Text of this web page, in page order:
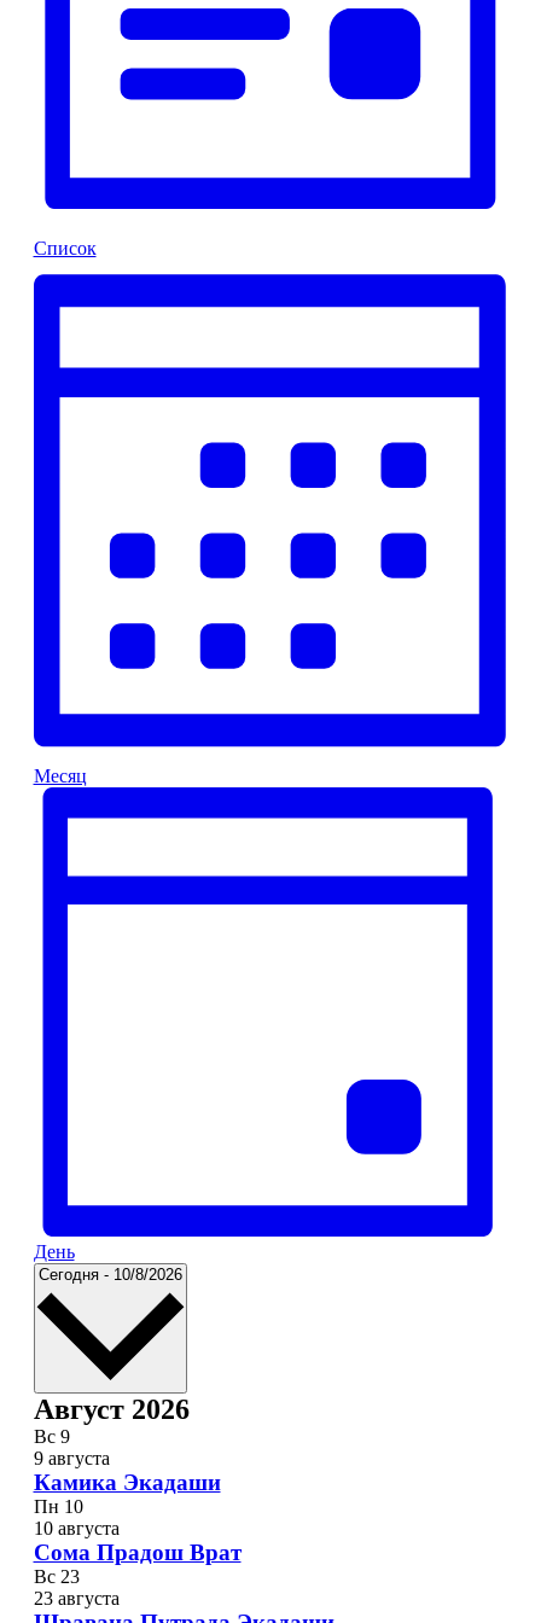
Список
Месяц
День
Сегодня - 10/8/2026 Выбрать
Август 2026
Вс 9
9 августа
Камика Экадаши
Пн 10
10 августа
Сома Прадош Врат
Вс 23
23 августа